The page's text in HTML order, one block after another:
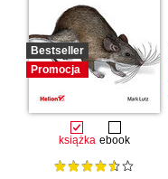
Bestseller
Promocja
książka ebook